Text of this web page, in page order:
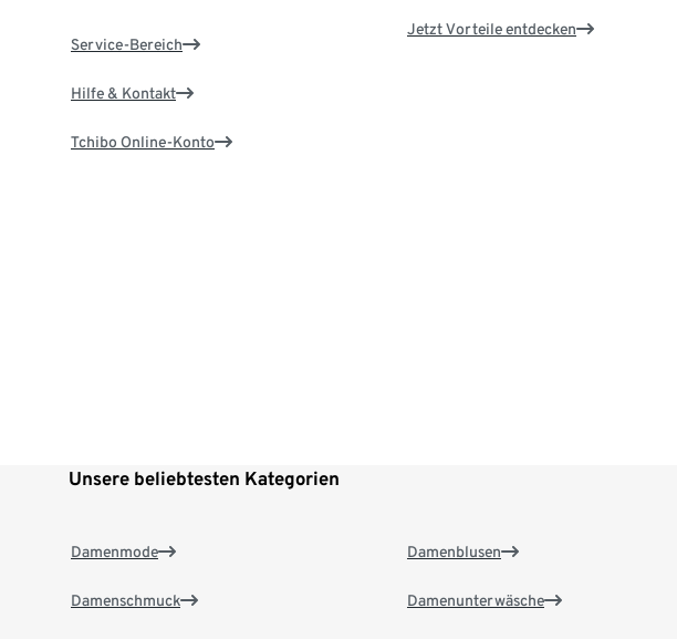
Service-Bereich
Hilfe & Kontakt
Tchibo Online-Konto
Jetzt Vorteile entdecken
Unsere beliebtesten Kategorien
Damenmode
Damenschmuck
Damenblusen
Damenunterwäsche